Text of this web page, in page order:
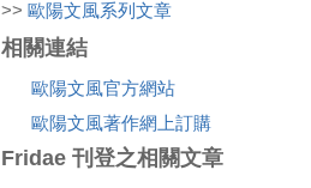
>> 歐陽文風系列文章
相關連結
歐陽文風官方網站
歐陽文風著作網上訂購
Fridae 刊登之相關文章